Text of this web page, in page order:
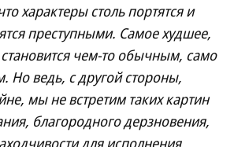
характеры столь портятся и
преступными. Самое худшее,
чем-то обычным, само
Но ведь, с другой стороны,
мы не встретим таких картин
благородного дерзновения,